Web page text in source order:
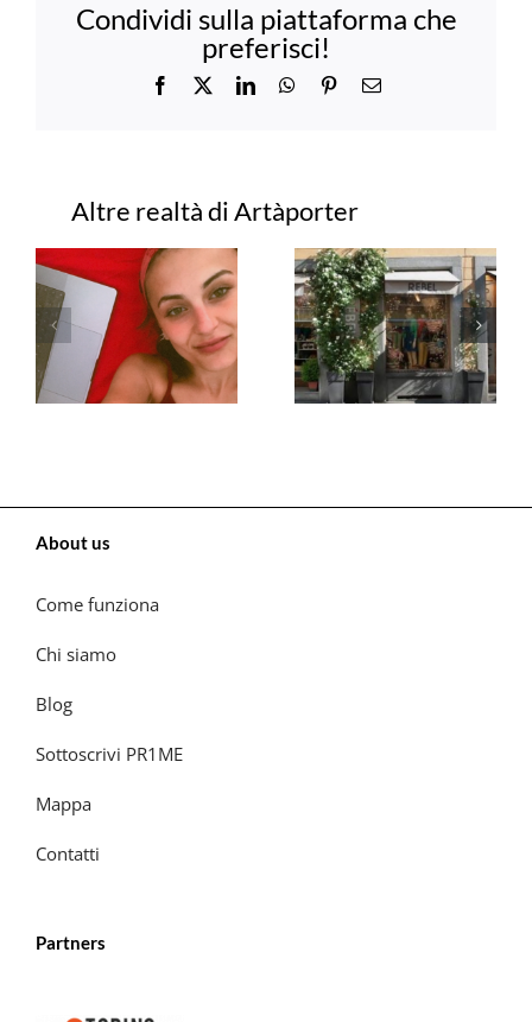
Condividi sulla piattaforma che
preferisci!
Facebook LinkedInWhatsApp
PinterestEmail
Progetti correlati
About us
Come funziona
Chi siamo
Blog
Sottoscrivi PR1ME
Mappa
Contatti
Partners